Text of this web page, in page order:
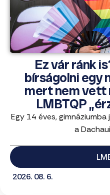
Ez vár ránk
bírságolni egy
mert nem vett
LMBTQP
Egy 14 éves,
a
2026. 08. 6.